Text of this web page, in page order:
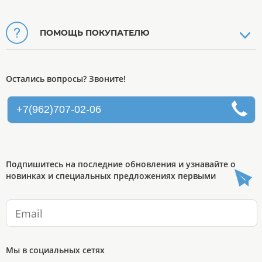
ПОМОЩЬ ПОКУПАТЕЛЮ
Остались вопросы? Звоните!
+7(962)707-02-06
Подпишитесь на последние обновления и узнавайте о
новинках и специальных предложениях первыми
Мы в социальных сетях